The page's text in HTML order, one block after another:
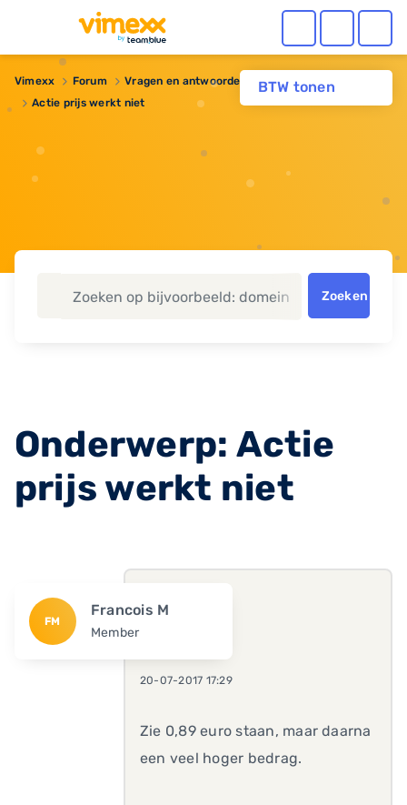
BTW tonen
Vimexx Forum Vragen en antwoorden
Domeinnaam
Actie prijs werkt niet
Zoeken
Onderwerp: Actie
prijs werkt niet
FM
Francois M
Member
20-07-2017 17:29
Zie 0,89 euro staan, maar daarna
een veel hoger bedrag.